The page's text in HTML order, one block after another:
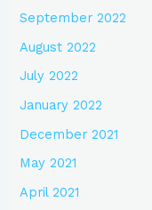
September 2022
August 2022
July 2022
January 2022
December 2021
May 2021
April 2021